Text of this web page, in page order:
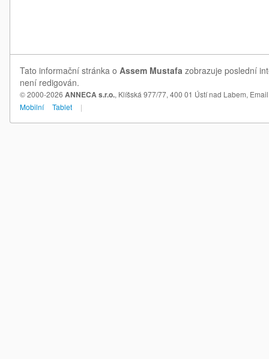
Tato informační stránka o Assem Mustafa zobrazuje poslední
není redigován.
© 2000-2026 ANNECA s.r.o., Klíšská 977/77, 400 01 Ústí nad Labem,
Mobilní
Tablet |